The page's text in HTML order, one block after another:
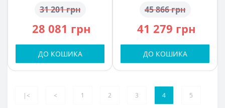
31 201 грн
28 081 грн
ДО КОШИКА
45 866 грн
41 279 грн
ДО КОШИКА
|< < 1 2 3 4 5